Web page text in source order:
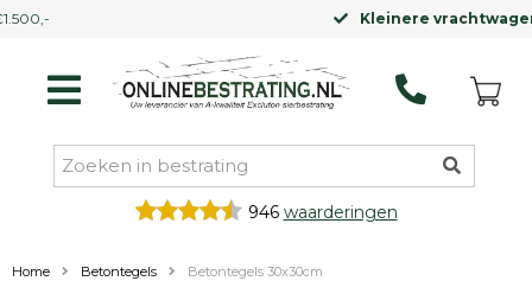
Kleinere vrachtwagenmogelijk
946 waarderingen
Home Betontegels Betontegels 30x30cm